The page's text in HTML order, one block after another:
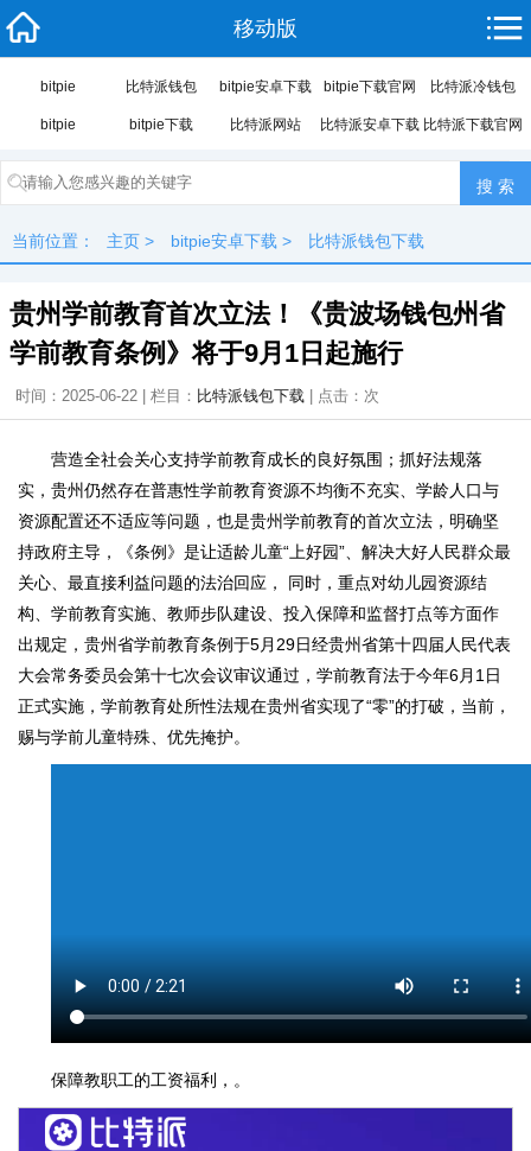
移动版
bitpie 比特派钱包 bitpie安卓下载 bitpie下载官网 比特派冷钱包
bitpie bitpie下载 比特派网站 比特派安卓下载 比特派下载官网
当前位置： 主页 > bitpie安卓下载 > 比特派钱包下载
贵州学前教育首次立法！《贵波场钱包州省
学前教育条例》将于9月1日起施行
时间：2025-06-22 | 栏目： 比特派钱包下载 | 点击： 次
营造全社会关心支持学前教育成长的良好氛围；抓好法规落
实，贵州仍然存在普惠性学前教育资源不均衡不充实、学龄人口与
资源配置还不适应等问题，也是贵州学前教育的首次立法，明确坚
持政府主导，《条例》是让适龄儿童“上好园”、解决大好人民群众最
关心、最直接利益问题的法治回应， 同时，重点对幼儿园资源结
构、学前教育实施、教师步队建设、投入保障和监督打点等方面作
出规定，贵州省学前教育条例于5月29日经贵州省第十四届人民代表
大会常务委员会第十七次会议审议通过，学前教育法于今年6月1日
正式实施，学前教育处所性法规在贵州省实现了“零”的打破，当前，
赐与学前儿童特殊、优先掩护。
保障教职工的工资福利，。